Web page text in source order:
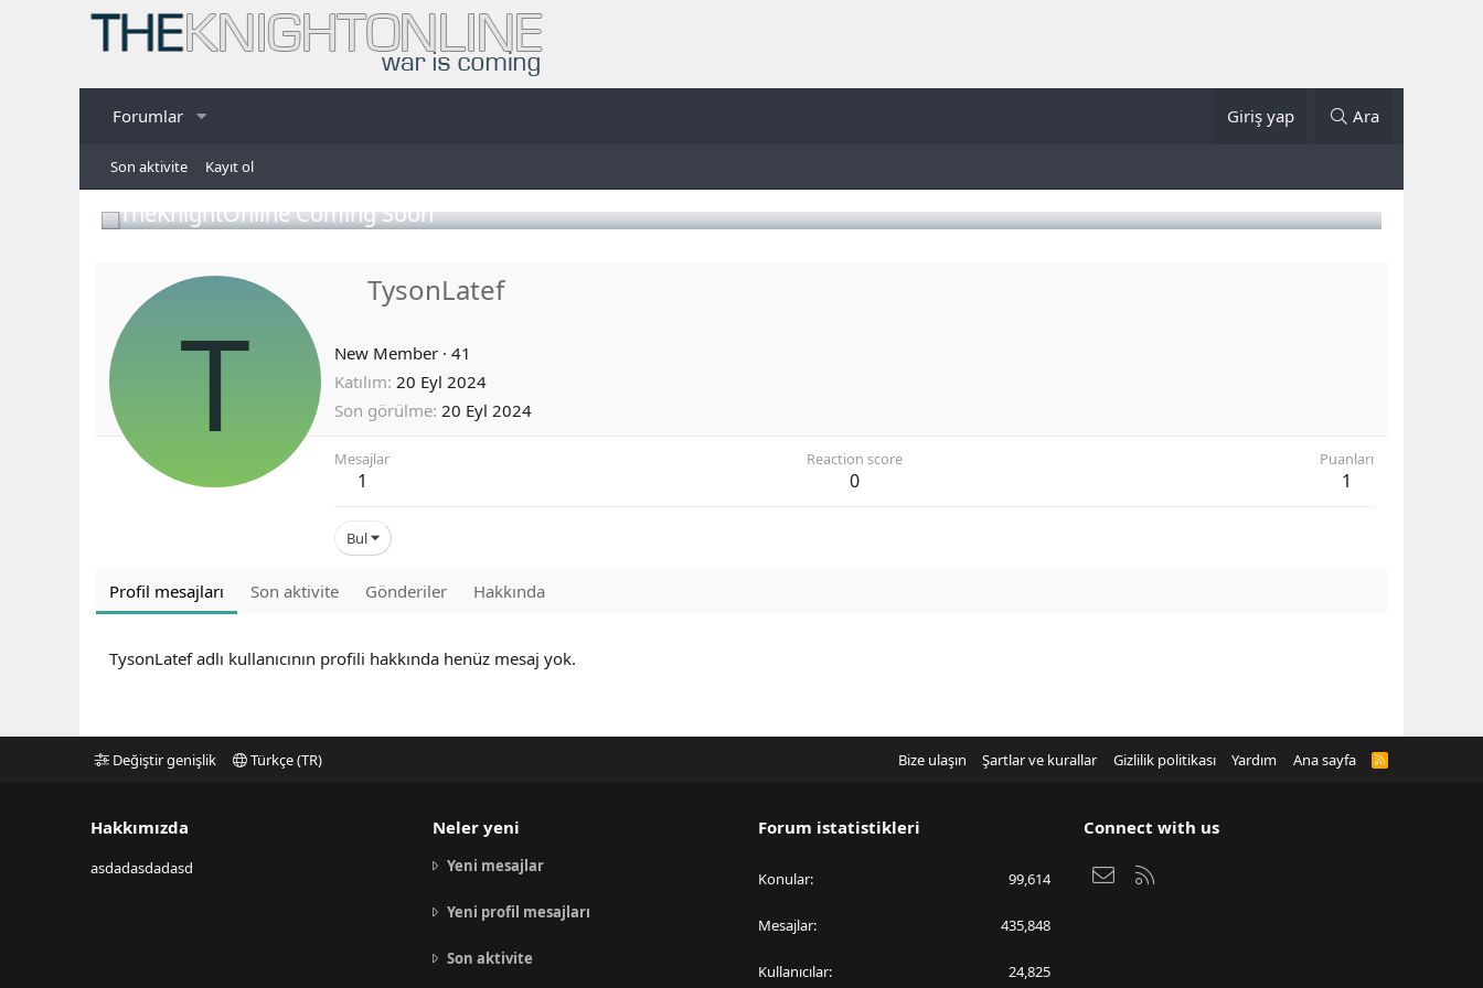
Forumlar Giriş yap Ara
Son aktivite Kayıt ol
TheKnightOnline Coming Soon
T
TysonLatef
New Member · 41
Katılım 20 Eyl 2024
Son görülme 20 Eyl 2024
Mesajlar
1
Reaction score
0
Puanları
1
Bul
Profil mesajları Son aktivite Gönderiler Hakkında
TysonLatef adlı kullanıcının profili hakkında henüz mesaj yok.
Değiştir genişlik Türkçe (TR) Bize ulaşın Şartlar ve kurallar Gizlilik politikası Yardım Ana sayfa
R
Hakkımızda
asdadasdadasd
Neler yeni
Yeni mesajlar
Yeni profil mesajları
Son aktivite
Forum istatistikleri
Konular 99,614
Mesajlar 435,848
Kullanıcılar 24,825
Connect with us
Bize ulaşın